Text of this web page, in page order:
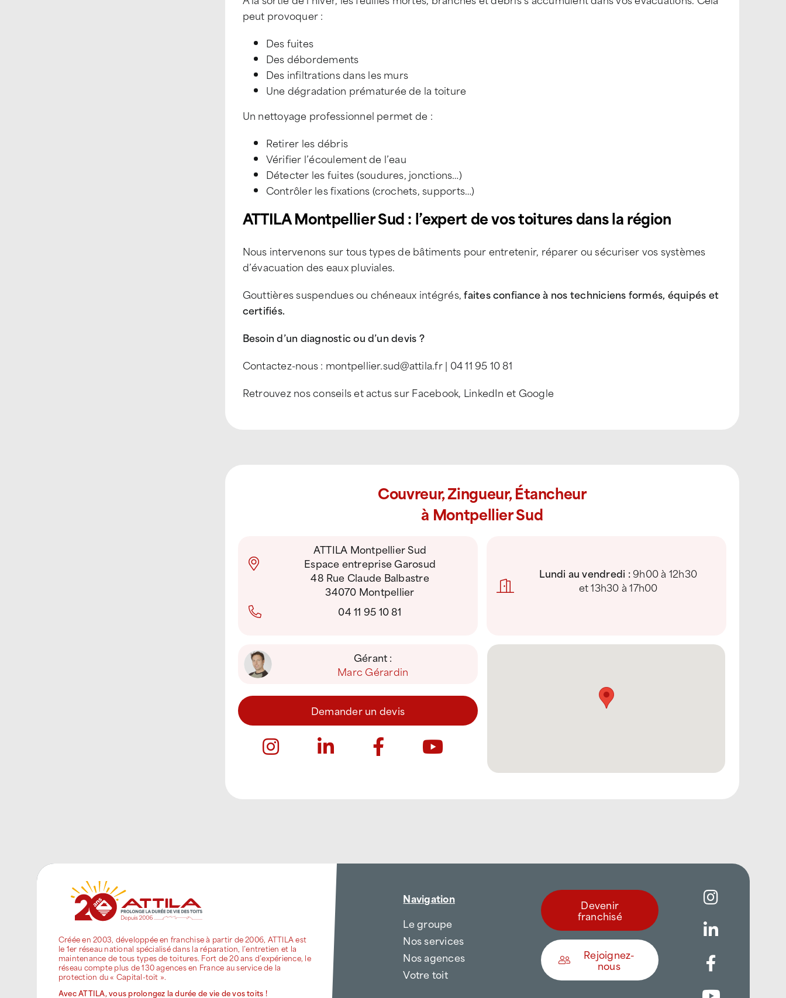
peut provoquer :
Des fuites
Des débordements
Des infiltrations dans les murs
Une dégradation prématurée de la toiture
Un nettoyage professionnel permet de :
Retirer les débris
Vérifier l’écoulement de l’eau
Détecter les fuites (soudures, jonctions…)
Contrôler les fixations (crochets, supports…)
ATTILA Montpellier Sud : l’expert de vos toitures dans la région
Nous intervenons sur tous types de bâtiments pour entretenir, réparer ou sécuriser vos systèmes
d’évacuation des eaux pluviales.
Gouttières suspendues ou chéneaux intégrés,faites confiance à nos techniciens formés, équipés et
certifiés.
Besoin d’un diagnostic ou d’un devis ?
Contactez-nous : montpellier.sud@attila.fr | 04 11 95 10 81
Retrouvez nos conseils et actus sur Facebook, LinkedIn et Google
Couvreur, Zingueur, Étancheur
à Montpellier Sud
ATTILA Montpellier Sud
Espace entreprise Garosud
48 Rue Claude Balbastre
34070 Montpellier
04 11 95 10 81
Lundi au vendredi :9h00 à 12h30
et 13h30 à 17h00
Gérant :
Marc Gérardin
Demander un devis
Créée en 2003, développée en franchise à partir de 2006, ATTILA est
le 1er réseau national spécialisé dans la réparation, l’entretien et la
maintenance de tous types de toitures. Fort de 20 ans d’expérience, le
réseau compte plus de 130 agences en France au service de la
protection du « Capital-toit ».
Avec ATTILA, vous prolongez la durée de vie de vos toits !
Navigation
Le groupe
Nos services
Nos agences
Votre toit
Devenir
franchisé
Rejoignez-
nous